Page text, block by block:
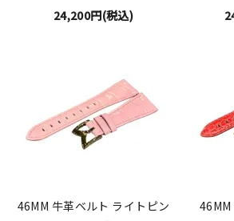
24,200円(税込)
46MM 牛革ベルト ライトピン